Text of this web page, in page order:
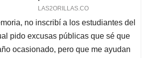
no inscribí a los estudiantes del
pido excusas públicas que sé que
ocasionado, pero que me ayudan